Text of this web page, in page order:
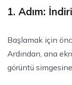
1. Adım:
Başlamak için
Ardından, ana
görüntü simgesine